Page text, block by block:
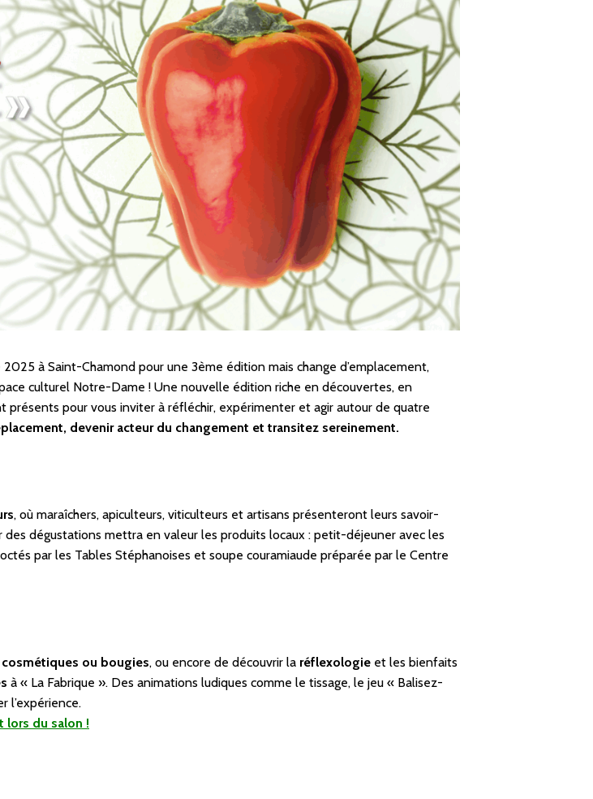
à Saint-Chamond pour une 3ème édition mais change d’emplacement,
culturel Notre-Dame ! Une nouvelle édition riche en découvertes, en
présents pour vous inviter à réfléchir, expérimenter et agir autour de quatre
devenir acteur du changement et transitez sereinement.
, où maraîchers, apiculteurs, viticulteurs et artisans présenteront leurs savoir-
des dégustations mettra en valeur les produits locaux : petit-déjeuner avec les
par les Tables Stéphanoises et soupe couramiaude préparée par le Centre
cosmétiques ou bougies, ou encore de découvrir la réflexologie et les bienfaits
à « La Fabrique ». Des animations ludiques comme le tissage, le jeu « Balisez-
l’expérience.
lors du salon !